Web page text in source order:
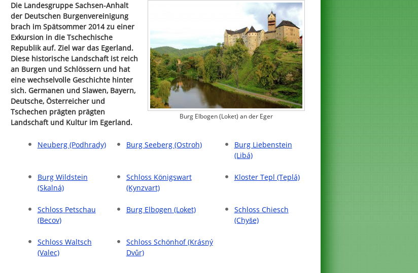
Burg Elbogen (Loket) an der Eger
Die Landesgruppe Sachsen-Anhalt
der Deutschen Burgenvereinigung
brach im Spätsommer 2014 zu einer
Exkursion in die Tschechische
Republik auf. Ziel war das Egerland.
Diese historische Landschaft ist reich
an Burgen und Schlössern und hat
eine wechselvolle Geschichte hinter
sich. Germanen und Slawen, Bayern,
Deutsche, Österreicher und
Tschechen prägten prägten
Landschaft und Kultur im Egerland.
Neuberg (Podhrady) Burg Seeberg (Ostroh)
Burg Liebenstein
(Libá)
Burg Wildstein
(Skalná)
Schloss Königswart
(Kynzvart)
Kloster Tepl (Teplá)
Schloss Petschau
(Becov)
Burg Elbogen (Loket)
Schloss Chiesch
(Chyše)
Schloss Waltsch
(Valec)
Schloss Schönhof (Krásný
Dvůr)